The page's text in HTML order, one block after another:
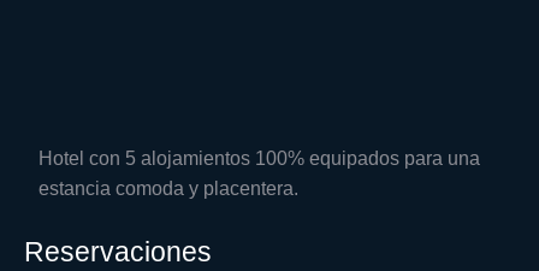
Hotel con 5 alojamientos 100% equipados para una
estancia comoda y placentera.
Reservaciones